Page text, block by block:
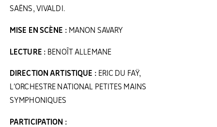
SAËNS, VIVALDI.
MISE EN SCÈNE : MANON SAVARY
LECTURE : BENOÎT ALLEMANE
DIRECTION ARTISTIQUE : ERIC DU FAŸ,
L’ORCHESTRE NATIONAL PETITES MAINS
SYMPHONIQUES
PARTICIPATION :